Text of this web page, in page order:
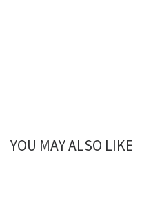
YOU MAY ALSO LIKE